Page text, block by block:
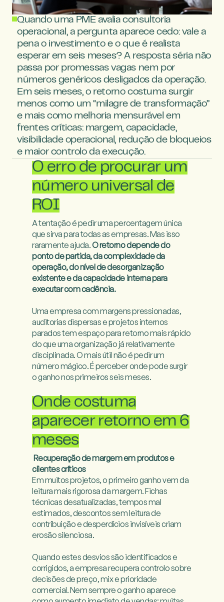
Quando uma PME avalia consultoria
operacional, a pergunta aparece cedo: vale a
pena o investimento e o que é realista
esperar em seis meses? A resposta séria não
passa por promessas vagas nem por
números genéricos desligados da operação.
Em seis meses, o retorno costuma surgir
menos como um “milagre de transformação”
e mais como melhoria mensurável em
frentes críticas: margem, capacidade,
visibilidade operacional, redução de bloqueios
e maior controlo da execução.
O erro de procurar um
número universal de
ROI
A tentação é pedir uma percentagem única
que sirva para todas as empresas. Mas isso
raramente ajuda. O retorno depende do
ponto de partida, da complexidade da
operação, do nível de desorganização
existente e da capacidade interna para
executar com cadência.
Uma empresa com margens pressionadas,
auditorias dispersas e projetos internos
parados tem espaço para retorno mais rápido
do que uma organização já relativamente
disciplinada. O mais útil não é pedir um
número mágico. É perceber onde pode surgir
o ganho nos primeiros seis meses.
Onde costuma
aparecer retorno em 6
meses
Recuperação de margem em produtos e
clientes críticos
Em muitos projetos, o primeiro ganho vem da
leitura mais rigorosa da margem. Fichas
técnicas desatualizadas, tempos mal
estimados, descontos sem leitura de
contribuição e desperdícios invisíveis criam
erosão silenciosa.
Quando estes desvios são identificados e
corrigidos, a empresa recupera controlo sobre
decisões de preço, mix e prioridade
comercial. Nem sempre o ganho aparece